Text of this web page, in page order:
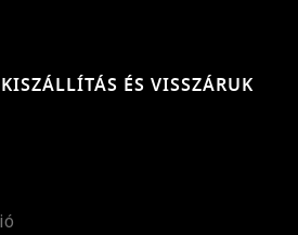
ÉS VISSZÁRUK